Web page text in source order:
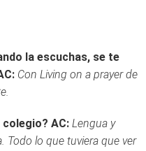
la escuchas, se te
Con Living on a prayer de
colegio? AC: Lengua y
Todo lo que tuviera que ver